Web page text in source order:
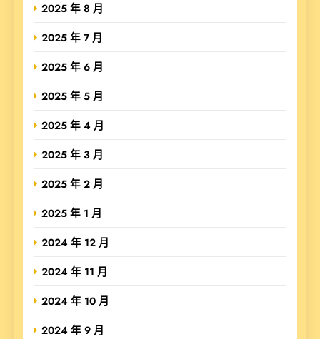
2025 年 8 月
2025 年 7 月
2025 年 6 月
2025 年 5 月
2025 年 4 月
2025 年 3 月
2025 年 2 月
2025 年 1 月
2024 年 12 月
2024 年 11 月
2024 年 10 月
2024 年 9 月